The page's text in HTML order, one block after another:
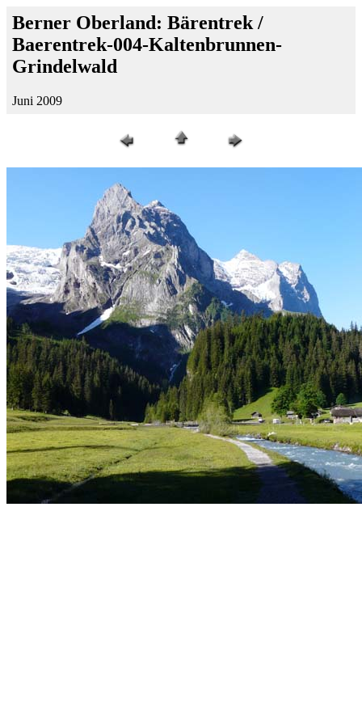
Berner Oberland: Bärentrek /
Baerentrek-004-Kaltenbrunnen-
Grindelwald
Juni 2009